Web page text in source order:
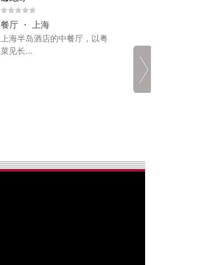
餐厅 ・ 上海
上海半岛酒店的中餐厅，以粤
菜见长...